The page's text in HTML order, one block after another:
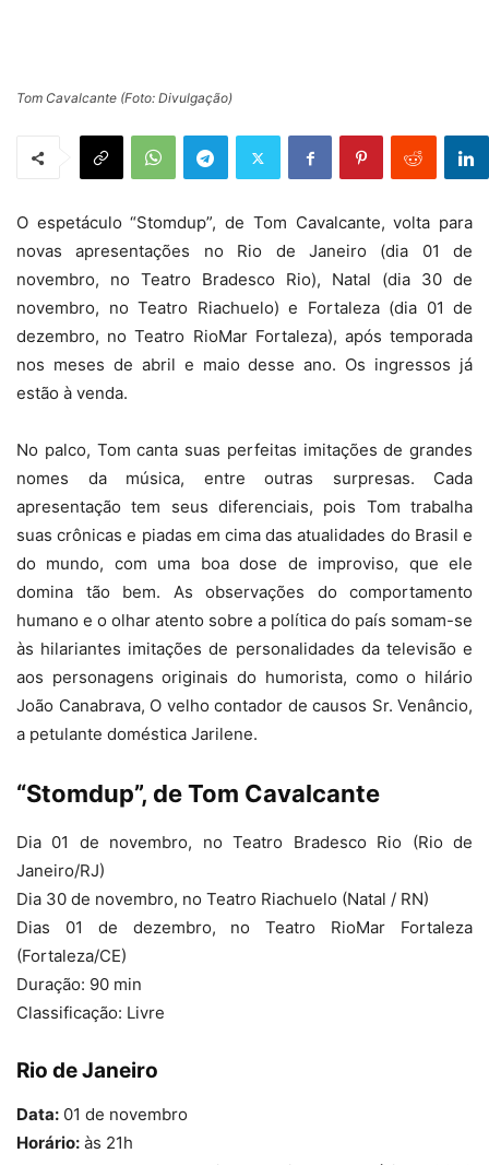
Tom Cavalcante (Foto: Divulgação)
O espetáculo “Stomdup”, de Tom Cavalcante, volta para
novas apresentações no Rio de Janeiro (dia 01 de
novembro, no Teatro Bradesco Rio), Natal (dia 30 de
novembro, no Teatro Riachuelo) e Fortaleza (dia 01 de
dezembro, no Teatro RioMar Fortaleza), após temporada
nos meses de abril e maio desse ano. Os ingressos já
estão à venda.
No palco, Tom canta suas perfeitas imitações de grandes
nomes da música, entre outras surpresas. Cada
apresentação tem seus diferenciais, pois Tom trabalha
suas crônicas e piadas em cima das atualidades do Brasil e
do mundo, com uma boa dose de improviso, que ele
domina tão bem. As observações do comportamento
humano e o olhar atento sobre a política do país somam-se
às hilariantes imitações de personalidades da televisão e
aos personagens originais do humorista, como o hilário
João Canabrava, O velho contador de causos Sr. Venâncio,
a petulante doméstica Jarilene.
“Stomdup”, de Tom Cavalcante
Dia 01 de novembro, no Teatro Bradesco Rio (Rio de
Janeiro/RJ)
Dia 30 de novembro, no Teatro Riachuelo (Natal / RN)
Dias 01 de dezembro, no Teatro RioMar Fortaleza
(Fortaleza/CE)
Duração: 90 min
Classificação: Livre
Rio de Janeiro
Data: 01 de novembro
Horário: às 21h